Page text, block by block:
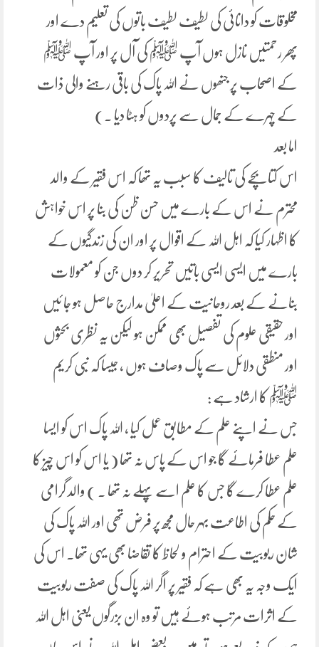
مخلوقات کو دانائی کی لطیف لطیف باتوں کی تعلیم دے اور
پھر رحمتیں نازل ہوں آپ ﷺ کی آل پر اور آپ ﷺ
کے اصحاب پر جنھوں نے اللہ پاک کی باقی رہنے والی ذات
کے چہرے کے جمال سے پردوں کو ہٹا دیا ۔)
اما بعد
اس کتابچے کی تالیف کا سبب یہ تھا کہ اس فقیر کے والد
محترم نے اس کے بارے میں حسن ظن کی بنا پر اس خواہش
کا اظہار کیا کہ اہل اللہ کے اقوال پر اور ان کی زندگیوں کے
بارے میں ایسی ایسی باتیں تحریر کر دوں جن کو معمولات
بنانے کے بعد روحانیت کے اعلیٰ مدارج حاصل ہو جا ئیں
اور حقیقی علوم کی تفصیل بھی ممکن ہو لیکن یہ نظری بحثوں
اور منطقی دلائل سے پاک وصاف ہوں ، جیسا کہ نبی کریم
ﷺ کا ارشاد ہے :
جس نے اپنے علم کے مطابق عمل کیا ، اللہ پاک اس کو ایسا
علم عطا فرمائے گا جو اس کے پاس نہ تھا ( یا اس کو اس چیز کا
علم عطا کرے گا جس کا علم اسے پہلے نہ تھا ۔ ) والد گرامی
کے حکم کی اطاعت بہر حال مجھ پر فرض تھی اور اللہ پاک کی
شان ربوبیت کے احترام و لحاظ کا تقاضا بھی یہی تھا۔ اس کی
ایک وجہ یہ بھی ہے کہ فقیر پر اگر اللہ پاک کی صفت ربوبیت
کے اثرات مرتب ہوئے ہیں تو وہ ان بزرگوں یعنی اہل اللہ